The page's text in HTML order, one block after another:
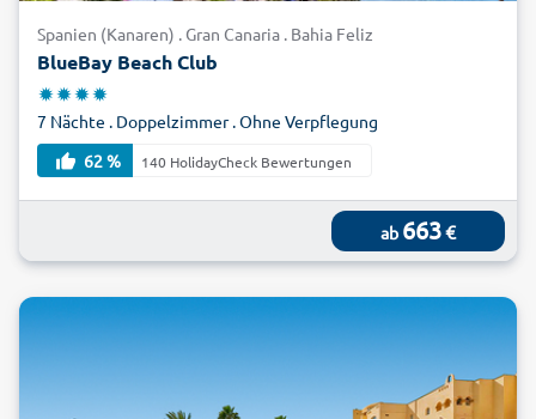
Spanien (Kanaren) . Gran Canaria . Bahia Feliz
BlueBay Beach Club
7 Nächte . Doppelzimmer . Ohne Verpflegung
62 %
140 HolidayCheck Bewertungen
ab 663€